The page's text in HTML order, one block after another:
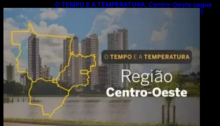
O TEMPO E A TEMPERATURA: Centro-Oeste segue
com calor e baixa umidade na segunda-feira (10)